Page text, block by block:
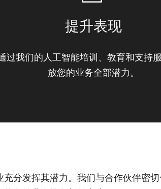
提升表现
过我们的人工智能培训、教育和支持
放您的业务全部潜力。
分发挥其潜力。我们与合作伙伴密